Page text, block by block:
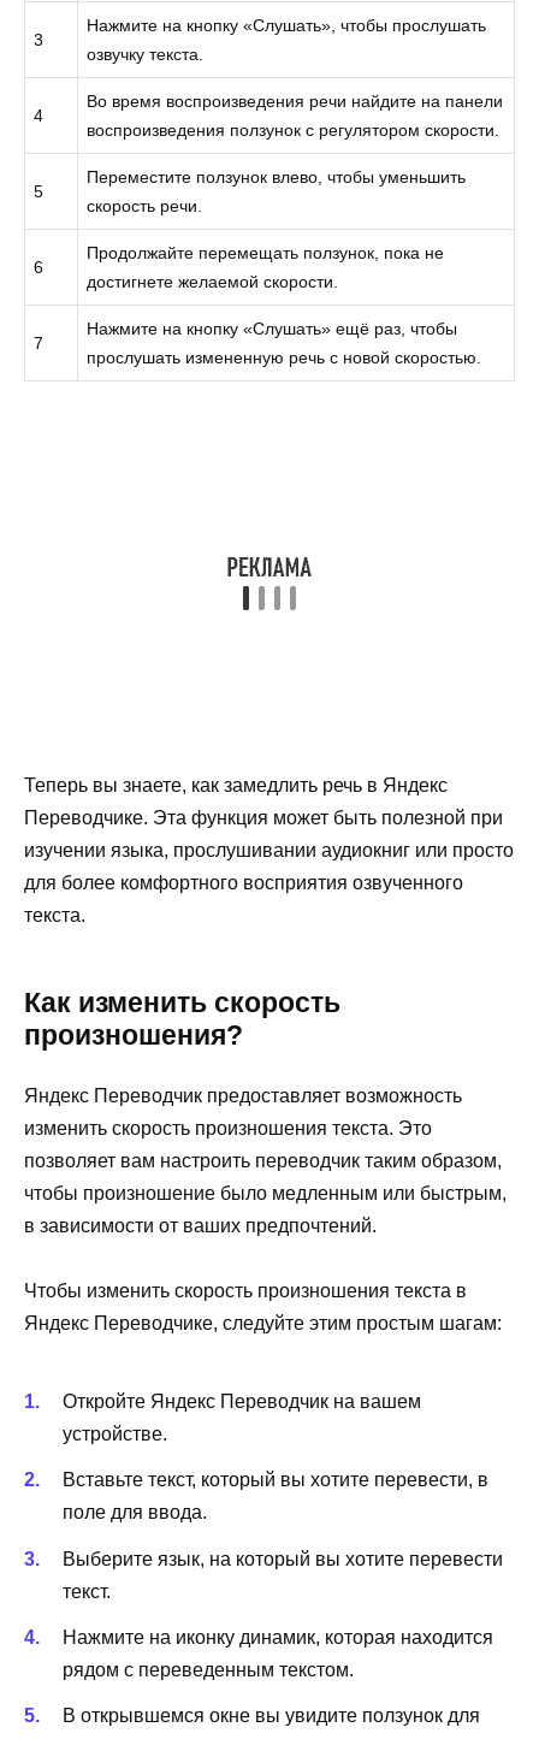
3
Нажмите на кнопку «Слушать», чтобы прослушать
озвучку текста.
4
Во время воспроизведения речи найдите на панели
воспроизведения ползунок с регулятором скорости.
5
Переместите ползунок влево, чтобы уменьшить
скорость речи.
6
Продолжайте перемещать ползунок, пока не
достигнете желаемой скорости.
7
Нажмите на кнопку «Слушать» ещё раз, чтобы
прослушать измененную речь с новой скоростью.
Теперь вы знаете, как замедлить речь в Яндекс
Переводчике. Эта функция может быть полезной при
изучении языка, прослушивании аудиокниг или просто
для более комфортного восприятия озвученного
текста.
Как изменить скорость
произношения?
Яндекс Переводчик предоставляет возможность
изменить скорость произношения текста. Это
позволяет вам настроить переводчик таким образом,
чтобы произношение было медленным или быстрым,
в зависимости от ваших предпочтений.
Чтобы изменить скорость произношения текста в
Яндекс Переводчике, следуйте этим простым шагам:
Откройте Яндекс Переводчик на вашем
устройстве.
Вставьте текст, который вы хотите перевести, в
поле для ввода.
Выберите язык, на который вы хотите перевести
текст.
Нажмите на иконку динамик, которая находится
рядом с переведенным текстом.
В открывшемся окне вы увидите ползунок для